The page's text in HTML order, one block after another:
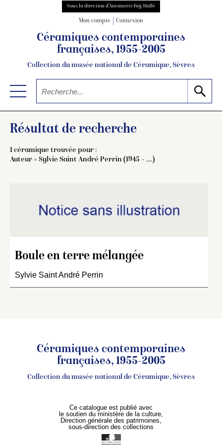
Sous la direction d’Antoinette Faÿ-Hallé
Mon compte Connexion
Céramiques contemporaines
françaises, 1955-2005
Collection du musée national de Céramique, Sèvres
Résultat de recherche
1 céramique trouvée pour :
Auteur = Sylvie Saint André Perrin (1945 – ....)
Boule en terre mélangée
Sylvie Saint André Perrin
Céramiques contemporaines
françaises, 1955-2005
Collection du musée national de Céramique, Sèvres
Ce catalogue est publié avec
le soutien du ministère de la culture,
Direction générale des patrimoines,
sous-direction des collections